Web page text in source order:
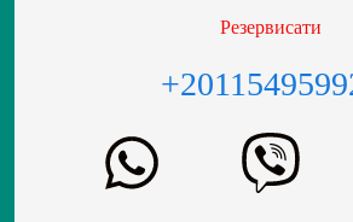
Резервисати